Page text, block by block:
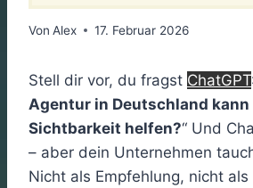
Von Alex 17. Februar 2026
Stell dir vor, du fragst ChatGPT
Agentur in Deutschland kann
Sichtbarkeit helfen?“ Und
– aber dein Unternehmen
Nicht als Empfehlung, nicht